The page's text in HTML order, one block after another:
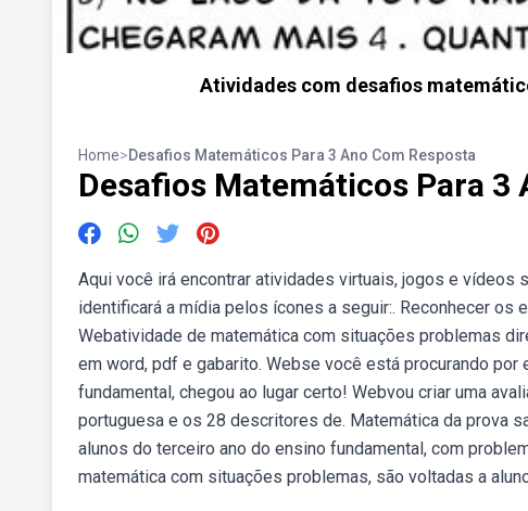
Atividades com desafios
Home>Desafios Matemáticos Para 3 Ano Com Resposta
Desafios Matemáticos Para 3
Aqui você irá encontrar atividades virtuais, jogos e
identificará a mídia pelos ícones a seguir:. Reconhecer
Webatividade de matemática com situações problemas
em word, pdf e gabarito. Webse você está procurando
fundamental, chegou ao lugar certo! Webvou criar uma
portuguesa e os 28 descritores de. Matemática da prova
alunos do terceiro ano do ensino fundamental, com
matemática com situações problemas, são voltadas a